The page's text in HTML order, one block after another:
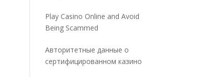
Play Casino Online and Avoid
Being Scammed
Авторитетные данные о
сертифицированном казино